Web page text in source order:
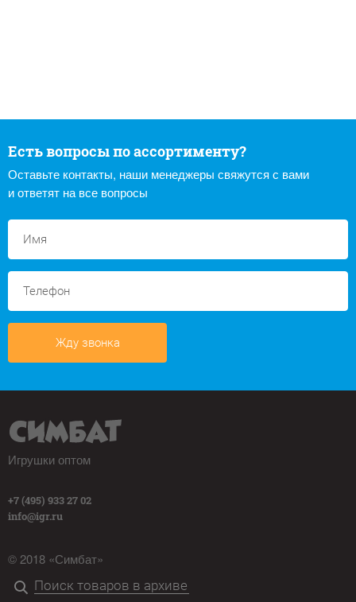
Есть вопросы по ассортименту?
Оставьте контакты, наши менеджеры свяжутся с вами
и ответят на все вопросы
Жду звонка
Игрушки оптом
+7 (495) 933 27 02
info@igr.ru
© 2018 «Симбат»